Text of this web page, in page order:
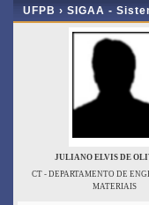
UFPB › SIGAA -
JULIANO ELVIS DE
CT - DEPARTAMENTO DE
MATERIAIS